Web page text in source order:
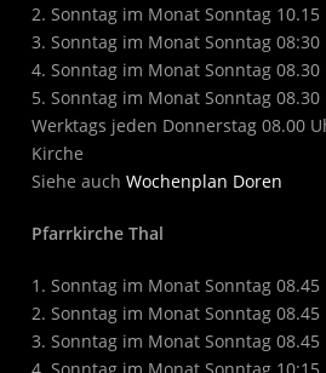
2. Sonntag im Monat Sonntag 10.15
3. Sonntag im Monat Sonntag 08:30
4. Sonntag im Monat Sonntag 08.30
5. Sonntag im Monat Sonntag 08.30
Werktags jeden Donnerstag 08.00
Kirche
Siehe auchWochenplan Doren
Pfarrkirche Thal
1. Sonntag im Monat Sonntag 08.45
2. Sonntag im Monat Sonntag 08.45
3. Sonntag im Monat Sonntag 08.45